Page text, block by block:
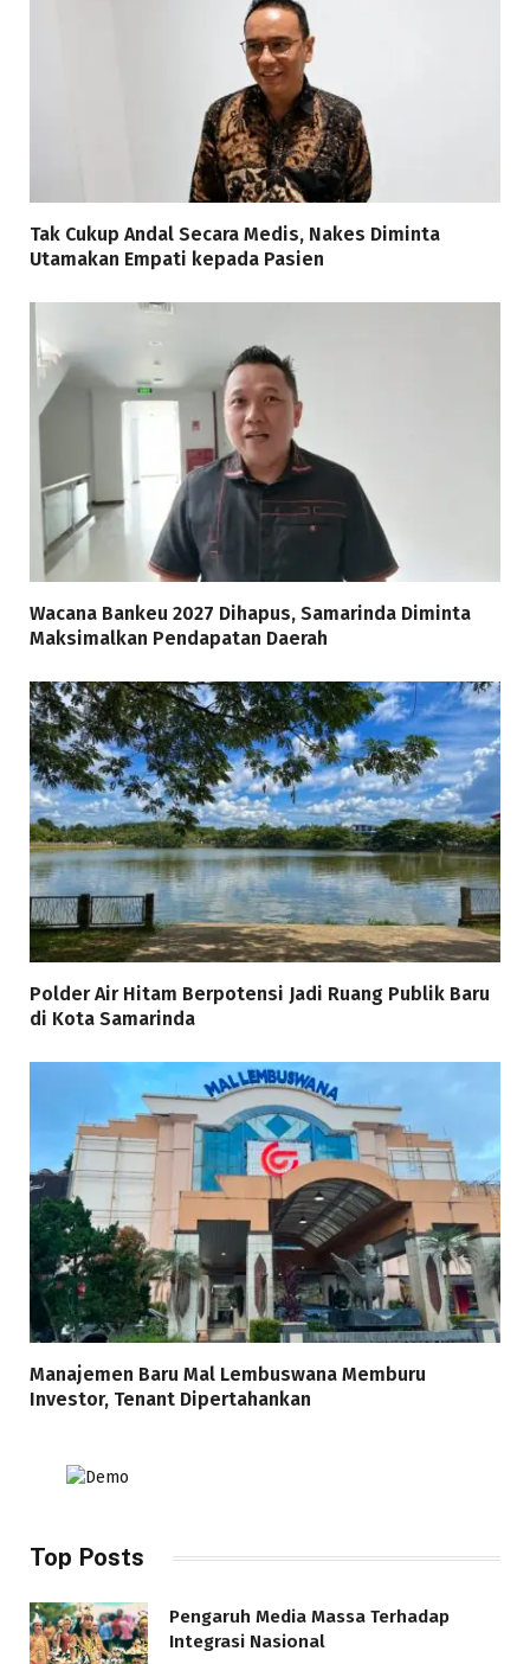
Tak Cukup Andal Secara Medis, Nakes Diminta
Utamakan Empati kepada Pasien
Wacana Bankeu 2027 Dihapus, Samarinda Diminta
Maksimalkan Pendapatan Daerah
Polder Air Hitam Berpotensi Jadi Ruang Publik Baru
di Kota Samarinda
Manajemen Baru Mal Lembuswana Memburu
Investor, Tenant Dipertahankan
Top Posts
Pengaruh Media Massa Terhadap
Integrasi Nasional